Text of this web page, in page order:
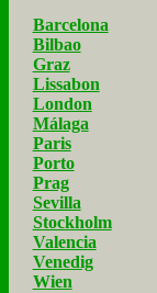
Barcelona
Bilbao
Graz
Lissabon
London
Málaga
Paris
Porto
Prag
Sevilla
Stockholm
Valencia
Venedig
Wien